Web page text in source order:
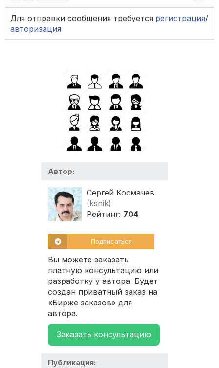
Для отправки сообщения требуется регистрация/
авторизация
Автор:
Сергей Космачев
(ksnik)
Рейтинг: 704
Подписаться
Вы можете заказать
платную консультацию или
разработку у автора. Будет
создан приватный заказ на
«Бирже заказов» для
автора.
Заказать консультацию
Публикация: